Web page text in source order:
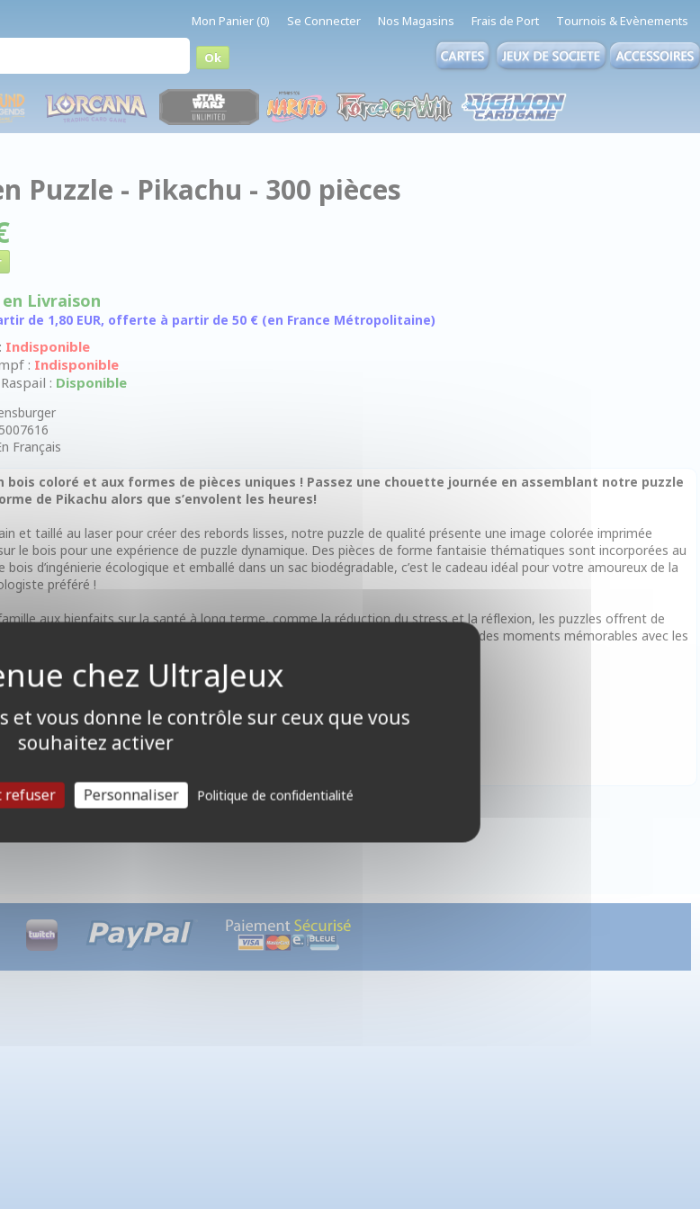
Mon Panier (0) Se Connecter Nos Magasins Frais de Port Tournois & Evènements
Puzzle - Pikachu - 300 pièces
Livraison
de 1,80 EUR, offerte à partir de 50 € (en France Métropolitaine)
Indisponible
: Indisponible
: Disponible
Français
bois coloré et aux formes de pièces uniques ! Passez une chouette journée en assemblant notre puzzle
de Pikachu alors que s’envolent les heures!
et taillé au laser pour créer des rebords lisses, notre puzzle de qualité présente une image colorée imprimée
le bois pour une expérience de puzzle dynamique. Des pièces de forme fantaisie thématiques sont incorporées au
bois d’ingénierie écologique et emballé dans un sac biodégradable, c’est le cadeau idéal pour votre amoureux de la
préféré !
aux bienfaits sur la santé à long terme, comme la réduction du stress et la réflexion, les puzzles offrent de
positifs ! Un cadeau bien pensé pour un anniversaire, Noël ou autre. Créez des moments mémorables avec les
et vous donne le contrôle sur ceux que vous
souhaitez activer
refuser Personnaliser Politique de confidentialité